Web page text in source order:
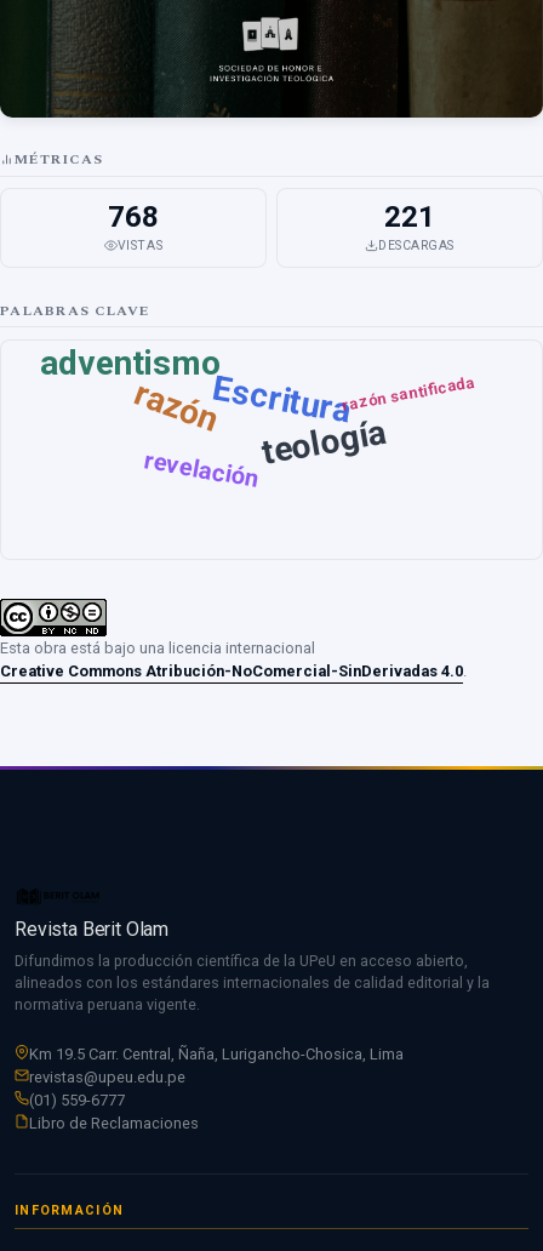
MÉTRICAS
768
VISTAS
221
DESCARGAS
PALABRAS CLAVE
teología
razónEscritura
adventismo
revelación
razón santificada
Esta obra está bajo una licencia internacional
Creative Commons Atribución-NoComercial-SinDerivadas 4.0
Revista Berit Olam
Difundimos la producción científica de la UPeU en acceso abierto,
alineados con los estándares internacionales de calidad editorial y la
normativa peruana vigente.
Km 19.5 Carr. Central, Ñaña, Lurigancho-Chosica, Lima
revistas@upeu.edu.pe
(01) 559-6777
Libro de Reclamaciones
INFORMACIÓN